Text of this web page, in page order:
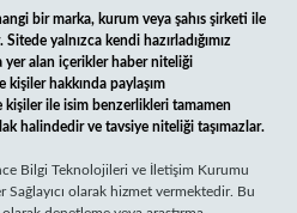
bir marka, kurum veya şahıs şirketi ile
yalnızca kendi hazırladığımız
yer alan içerikler haber niteliği
kişiler hakkında paylaşım
kişiler ile isim benzerlikleri tamamen
halindedir ve tavsiye niteliği taşımazlar.
Bilgi Teknolojileri ve İletişim Kurumu
Sağlayıcı olarak hizmet vermektedir. Bu